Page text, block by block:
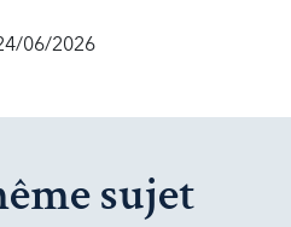
06/2026
sujet